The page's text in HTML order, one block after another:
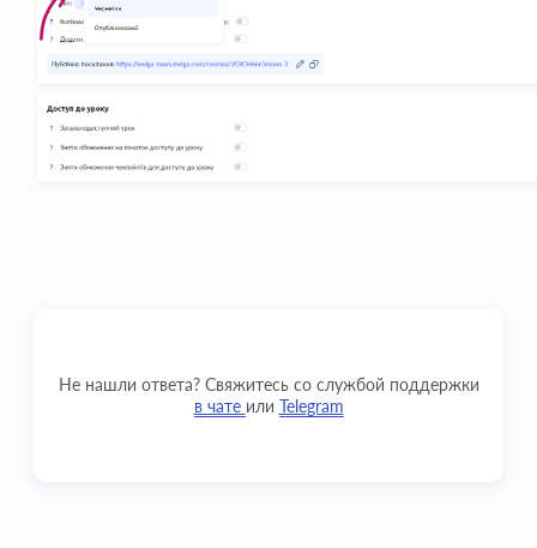
Не нашли ответа? Свяжитесь со службой поддержки
в чате или Telegram